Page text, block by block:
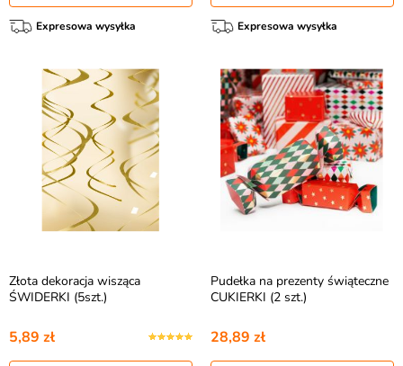
Expresowa wysyłka Expresowa wysyłka
Złota dekoracja wisząca
ŚWIDERKI (5szt.)
5,89 zł
Pudełka na prezenty świąteczne
CUKIERKI (2 szt.)
28,89 zł